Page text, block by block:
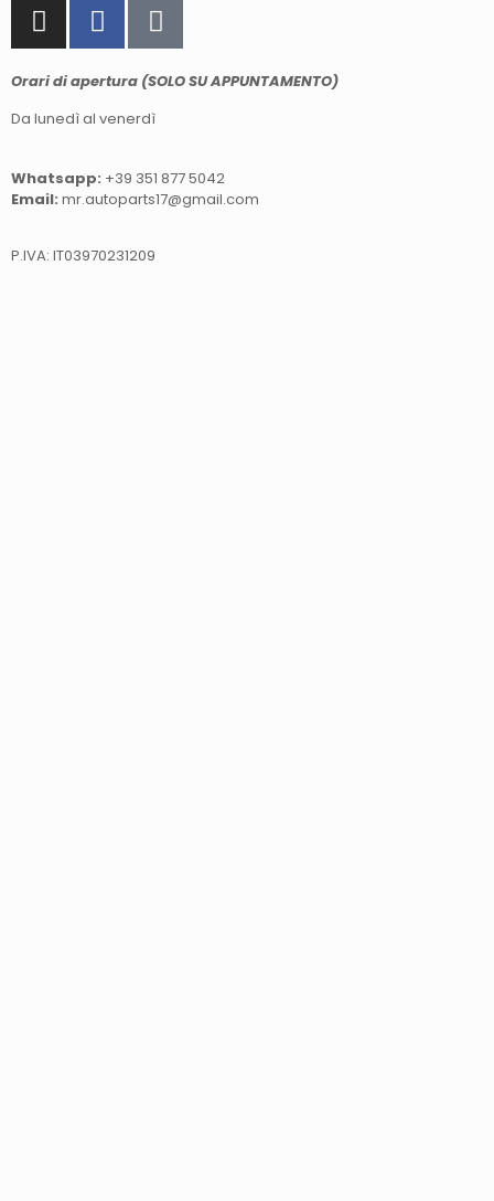
Orari di apertura (SOLO SU APPUNTAMENTO)
Da lunedì al venerdì
Whatsapp: +39 351 877 5042
Email: mr.autoparts17@gmail.com
P.IVA: IT03970231209